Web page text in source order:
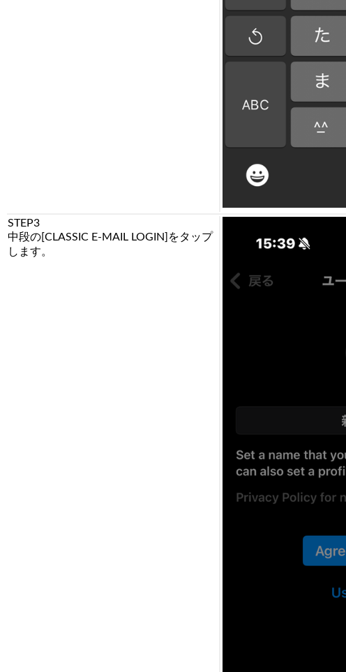
STEP3
中段の[CLASSIC E-MAIL LOGIN]をタップ
します。